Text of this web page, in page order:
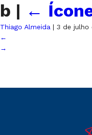
b | ←
Thiago Almeida | 3 de julho
←
→